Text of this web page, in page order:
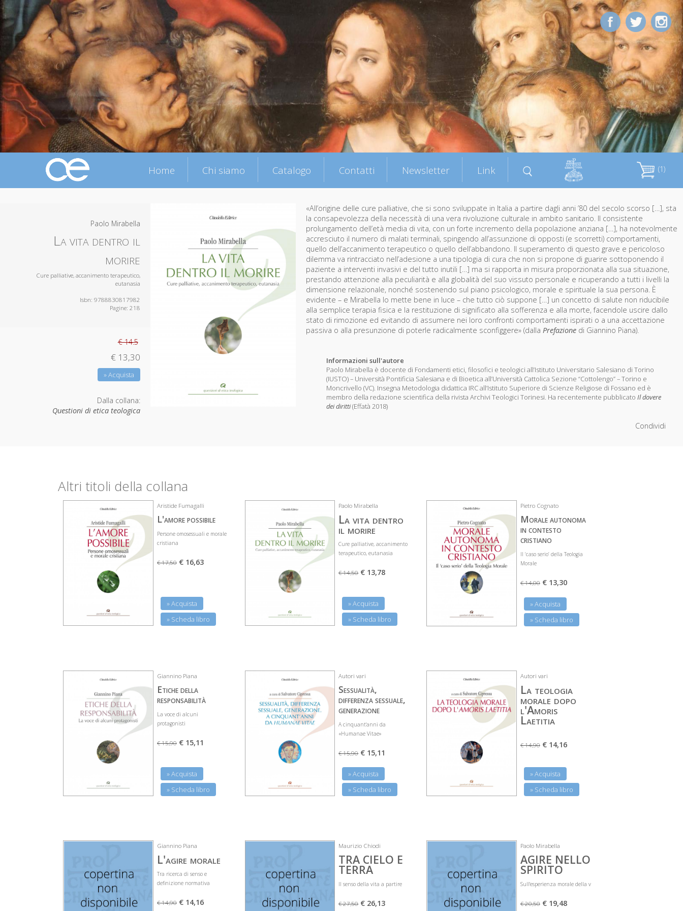
Home Chi siamo Catalogo Contatti Newsletter Link (1)
Paolo Mirabella
La vita dentro il
morire
Cure palliative, accanimento terapeutico,
eutanasia
Isbn: 9788830817982
Pagine: 218
€ 14.5
€ 13,30
» Acquista
Dalla collana:
Questioni di etica teologica
«All’origine delle cure palliative, che si sono sviluppate in Italia a partire dagli anni ’80 del secolo scorso […], sta
la consapevolezza della necessità di una vera rivoluzione culturale in ambito sanitario. Il consistente
prolungamento dell’età media di vita, con un forte incremento della popolazione anziana […], ha notevolmente
accresciuto il numero di malati terminali, spingendo all’assunzione di opposti (e scorretti) comportamenti,
quello dell’accanimento terapeutico o quello dell’abbandono. Il superamento di questo grave e pericoloso
dilemma va rintracciato nell’adesione a una tipologia di cura che non si propone di guarire sottoponendo il
paziente a interventi invasivi e del tutto inutili […] ma si rapporta in misura proporzionata alla sua situazione,
prestando attenzione alla peculiarità e alla globalità del suo vissuto personale e ricuperando a tutti i livelli la
dimensione relazionale, nonché sostenendo sul piano psicologico, morale e spirituale la sua persona. È
evidente – e Mirabella lo mette bene in luce – che tutto ciò suppone […] un concetto di salute non riducibile
alla semplice terapia fisica e la restituzione di significato alla sofferenza e alla morte, facendole uscire dallo
stato di rimozione ed evitando di assumere nei loro confronti comportamenti ispirati o a una accettazione
passiva o alla presunzione di poterle radicalmente sconfiggere» (dalla Prefazione di Giannino Piana).
Informazioni sull'autore
Paolo Mirabella è docente di Fondamenti etici, filosofici e teologici all’Istituto Universitario Salesiano di Torino
(IUSTO) – Università Pontificia Salesiana e di Bioetica all’Università Cattolica Sezione “Cottolengo” – Torino e
Moncrivello (VC). Insegna Metodologia didattica IRC all’Istituto Superiore di Scienze Religiose di Fossano ed è
membro della redazione scientifica della rivista Archivi Teologici Torinesi. Ha recentemente pubblicato Il dovere
dei diritti(Effatà 2018)
Condividi
Altri titoli della collana
Aristide Fumagalli
L'amore possibile
Persone omosessuali e morale
cristiana
€ 17,50 € 16,63
» Acquista
» Scheda libro
Paolo Mirabella
La vita dentro
il morire
Cure palliative, accanimento
terapeutico, eutanasia
€ 14,50 € 13,78
» Acquista
» Scheda libro
Pietro Cognato
Morale autonoma
in contesto
cristiano
Il ‘caso serio’ della Teologia
Morale
€ 14,00 € 13,30
» Acquista
» Scheda libro
Giannino Piana
Etiche della
responsabilità
La voce di alcuni
protagonisti
€ 15,90 € 15,11
» Acquista
» Scheda libro
Autori vari
Sessualità,
differenza sessuale,
generazione
A cinquant'anni da
«Humanae Vitae»
€ 15,90 € 15,11
» Acquista
» Scheda libro
Autori vari
La teologia
morale dopo
l'Amoris
Laetitia
€ 14,90 € 14,16
» Acquista
» Scheda libro
Giannino Piana
L'agire morale
Tra ricerca di senso e
definizione normativa
€ 14,90 € 14,16
Maurizio Chiodi
TRA CIELO E
TERRA
Il senso della vita a partire
€ 27,50 € 26,13
Paolo Mirabella
AGIRE NELLO
SPIRITO
Sull'esperienza morale della v
€ 20,50 € 19,48